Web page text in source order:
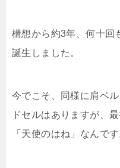
構想から約3年、何十回
誕生しました。
今でこそ、同様に肩ベ
ドセルはありますが、
「天使のはね」なんです